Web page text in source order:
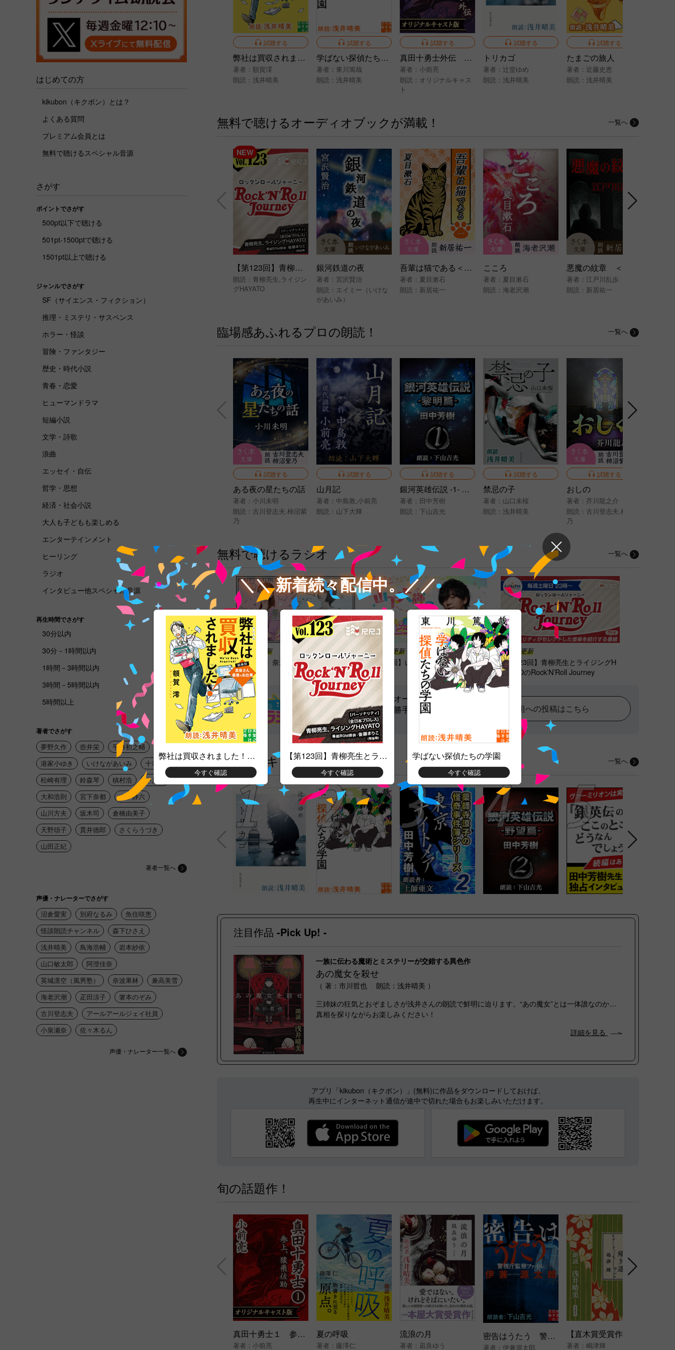
はじめての方
kikubon（キクボン）とは？
よくある質問
プレミアム会員とは
無料で聴けるスペシャル音源
さがす
ポイントでさがす
500pt以下で聴ける
501pt-1500ptで聴ける
1501pt以上で聴ける
ジャンルでさがす
SF（サイエンス・フィクション）
推理・ミステリ・サスペンス
ホラー・怪談
冒険・ファンタジー
歴史・時代小説
青春・恋愛
ヒューマンドラマ
短編小説
文学・詩歌
浪曲
エッセイ・自伝
哲学・思想
経済・社会小説
大人も子どもも楽しめる
エンターテインメント
ヒーリング
ラジオ
インタビュー他スペシャル音源
再生時間でさがす
30分以内
30分－1時間以内
1時間－3時間以内
3時間－5時間以内
5時間以上
著者でさがす
夢野久作 壺井栄
平林初之輔
港家小ゆき
いけながあいみ
十市社
松崎有理
鈴森琴 槙村浩
中川越
大和浩則
宮下奈都
本多静六
山川方夫
坂木司
倉橋由美子
天野頌子
貫井徳郎
さくらうづき
山田正紀
著者一覧へ
声優・ナレーターでさがす
沼倉愛実 別府なるみ
魚住咲恵
怪談朗読チャンネル
森下ひさえ
浅井晴美
鳥海浩輔
岩本紗依
山口敏太郎
阿澄佳奈
英城凛空（風男塾）
奈波果林
兼高美雪
海老沢潮
疋田涼子
箸本のぞみ
古川登志夫
アールアールジェイ社員
小泉瀬奈
佐々木るん
声優・ナレーター一覧へ
試聴する
弊社は買収されました！ 総務部・真柴さん最後のお仕事
著者： 額賀澪
朗読： 浅井晴美
試聴する
学ばない探偵たちの学園
著者： 東川篤哉
朗読： 浅井晴美
試聴する
真田十勇士外伝 忍び里の兄弟
著者： 小前亮
朗読： オリジナルキャス
ト
試聴する
トリカゴ
著者： 辻堂ゆめ
朗読： 浅井晴美
試聴する
たまごの旅人
著者： 近藤史恵
朗読： 浅井晴美
無料で聴けるオーディオブックが満載！ 一覧へ
NEW
【第123回】青柳亮生とライジングHAYATOのRock’N’Roll Journey
朗読： 青柳亮生 ライジン
グHAYATO
銀河鉄道の夜
著者： 宮沢賢治
朗読： エイミー（いけな
があいみ）
吾輩は猫である＜一＞
著者： 夏目漱石
朗読： 新居祐一
こころ
著者： 夏目漱石
朗読： 海老沢潮
著者： 江戸川乱歩
朗読： 新居祐一
臨場感あふれるプロの朗読！ 一覧へ
試聴する
ある夜の星たちの話
著者： 小川未明
朗読： 古川登志夫,柿沼紫
乃
試聴する
山月記
著者： 中島敦,小前亮
朗読： 山下大輝
試聴する
銀河英雄伝説 -1- 黎明篇
著者： 田中芳樹
朗読： 下山吉光
試聴する
禁忌の子
著者： 山口未桜
朗読： 浅井晴美
試聴する
おしの
著者： 芥川龍之介
朗読： 古川登志夫,柿沼紫
乃
無料で聴けるラジオ 一覧へ
7月15日更新
【第83回】奈波果林と藤井彩加のハ
ピラジ！
7月31日更新
【第56回】山下大輝のハピラジ！
8月7日更新
【第123回】青柳亮生とライジングH
AYATOのRock’N’Roll Journey
声優・アイドル・朗読・オーディオブッ
ク・作家・ペットの里親勝手に推奨のラ
ジオ局
番組への投稿はこちら
月間ランキング（先月） 一覧へ
注目作品-Pick Up! -
一族に伝わる魔術とミステリーが交錯する異色作
あの魔女を殺せ
（ 著：市川哲也 朗読：浅井晴美 ）
三姉妹の狂気とおぞましさが浅井さんの朗読で鮮明に迫ります。“あの魔女”とは一体誰なのか…
真相を探りながらお楽しみください！
詳細を見る
アプリ「kikubon（キクボン）」(無料)に作品をダウンロードしておけば、
再生中にインターネット通信が途中で切れた場合もお楽しみいただけます。
旬の話題作！
真田十勇士１ 参上、猿飛佐助
著者： 小前亮
夏の呼吸
著者： 藤澤仁
流浪の月
著者： 凪良ゆう
密告はうたう 警視庁監察ファイル
著者： 伊兼源太郎 著者： 嶋津輝
＼＼ 新着続々配信中。／／
弊社は買収されました！ 総務部・真柴さん最後のお仕事
今すぐ確認
【第123回】青柳亮生とライジングHAYATOのRock’N’Roll Journey
今すぐ確認
学ばない探偵たちの学園
今すぐ確認